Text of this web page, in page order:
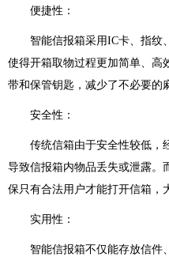
便捷性：
智能信报箱采用IC卡、指纹、
使得开箱取物过程更加简单、高
带和保管钥匙，减少了不必要的
安全性：
传统信箱由于安全性较低，经
导致信报箱内物品丢失或泄露。
保只有合法用户才能打开信箱，
实用性：
智能信报箱不仅能存放信件、